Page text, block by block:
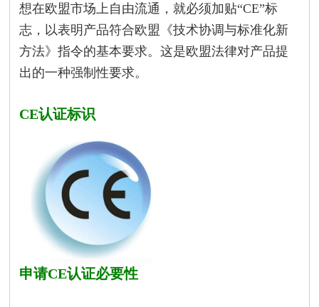
想在欧盟市场上自由流通，就必须加贴“CE”标
志，以表明产品符合欧盟《技术协调与标准化新
方法》指令的基本要求。这是欧盟法律对产品提
出的一种强制性要求。
CE认证标识
申请CE认证必要性